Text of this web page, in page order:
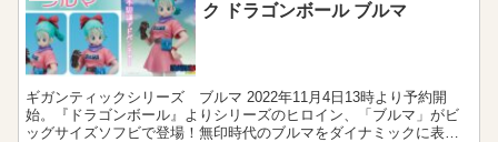
ク ドラゴンボール ブルマ
ギガンティックシリーズ ブルマ 2022年11月4日13時より予約開
始。『ドラゴンボール』よりシリーズのヒロイン、「ブルマ」がビ
ッグサイズソフビで登場！無印時代のブルマをダイナミックに表現